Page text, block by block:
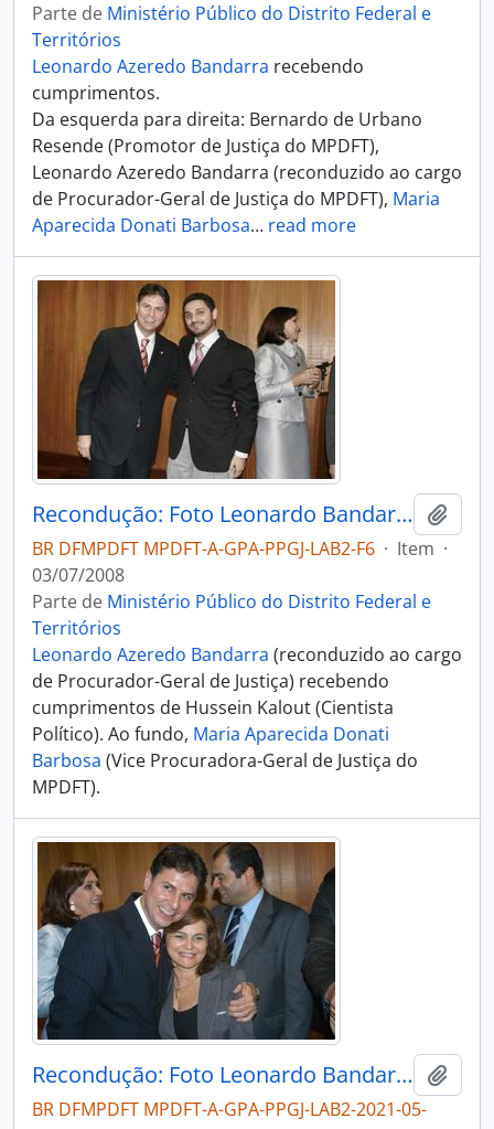
Parte de Ministério Público do Distrito Federal e
Territórios
Leonardo Azeredo Bandarra recebendo
cumprimentos.
Da esquerda para direita: Bernardo de Urbano
Resende (Promotor de Justiça do MPDFT),
Leonardo Azeredo Bandarra (reconduzido ao cargo
de Procurador-Geral de Justiça do MPDFT), Maria
Aparecida Donati Barbosa… read more
Recondução: Foto Leonardo Bandarra com Hussein Kalout
BR DFMPDFT MPDFT-A-GPA-PPGJ-LAB2-F6 · Item ·
03/07/2008
Parte de Ministério Público do Distrito Federal e
Territórios
Leonardo Azeredo Bandarra (reconduzido ao cargo
de Procurador-Geral de Justiça) recebendo
cumprimentos de Hussein Kalout (Cientista
Político). Ao fundo, Maria Aparecida Donati
Barbosa (Vice Procuradora-Geral de Justiça do
MPDFT).
Recondução: Foto Leonardo Bandarra com Maria Fátima R. T. Cordeiro
BR DFMPDFT MPDFT-A-GPA-PPGJ-LAB2-2021-05-